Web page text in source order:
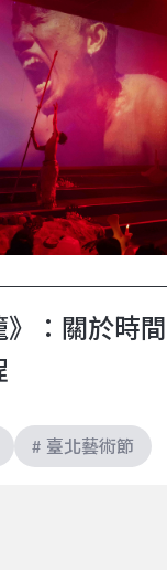
》：關於時
# 臺北藝術節